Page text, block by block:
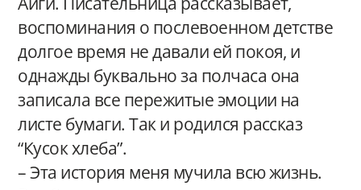
воспоминания о послевоенном детстве
долгое время не давали ей покоя, и
однажды буквально за полчаса она
записала все пережитые эмоции на
листе бумаги. Так и родился рассказ
“Кусок хлеба”.
– Эта история меня мучила всю жизнь.